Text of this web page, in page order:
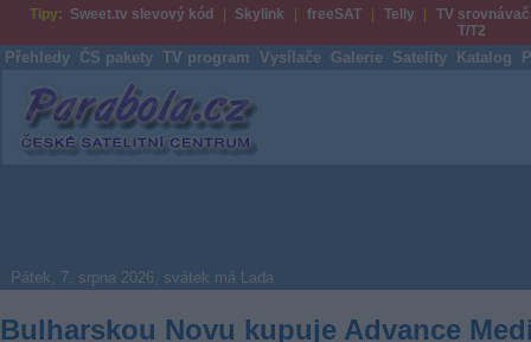
Tipy: Sweet.tv slevový kód Skylink freeSAT Telly
TV srovnávač
T/T2
Přehledy ČS pakety TV program Vysílače Galerie Satelity Katalog
Parabola.cz
Pátek, 7. srpna 2026, svátek má Lada
Bulharskou Novu kupuje Advance